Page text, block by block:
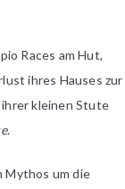
Races am Hut,
ihres Hauses zur
ihrer kleinen Stute
.
Mythos um die